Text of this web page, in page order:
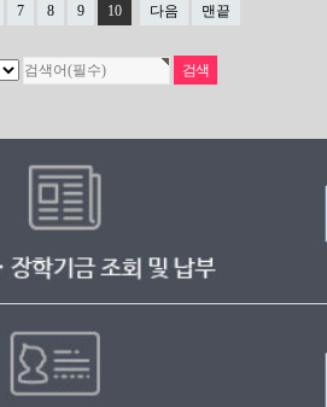
7 8 9 10 다음 맨끝